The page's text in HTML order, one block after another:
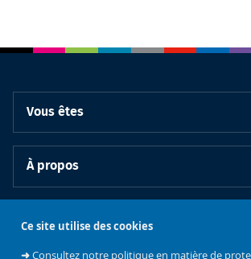
Ce site utilise des cookies
➜Consultez notre politique en matière de
Vous êtes
À propos
Bibliothèques